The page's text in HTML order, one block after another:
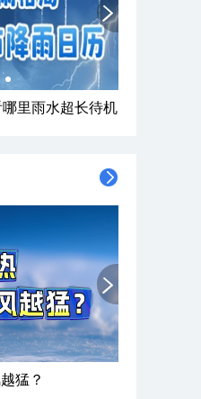
里雨水超长待机
猛？